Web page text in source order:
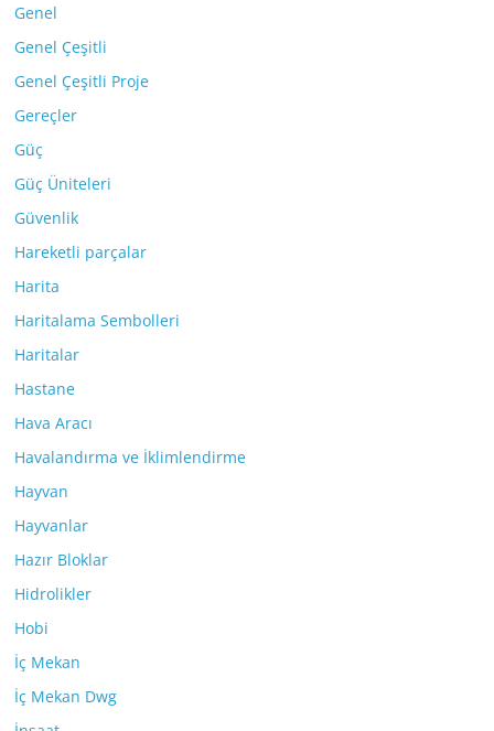
Genel
Genel Çeşitli
Genel Çeşitli Proje
Gereçler
Güç
Güç Üniteleri
Güvenlik
Hareketli parçalar
Harita
Haritalama Sembolleri
Haritalar
Hastane
Hava Aracı
Havalandırma ve İklimlendirme
Hayvan
Hayvanlar
Hazır Bloklar
Hidrolikler
Hobi
İç Mekan
İç Mekan Dwg